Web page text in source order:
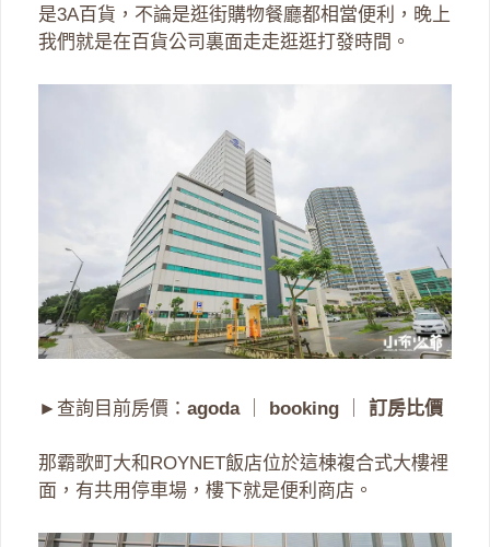
是3A百貨，不論是逛街購物餐廳都相當便利，晚上
我們就是在百貨公司裏面走走逛逛打發時間。
►查詢目前房價： agoda｜ booking 訂房比價
那霸歌町大和ROYNET飯店位於這棟複合式大樓裡
面，有共用停車場，樓下就是便利商店。